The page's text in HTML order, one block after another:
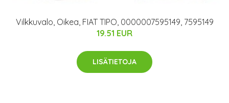
Vilkkuvalo, Oikea, FIAT TIPO, 0000007595149, 7595149
19.51 EUR
LISÄTIETOJA